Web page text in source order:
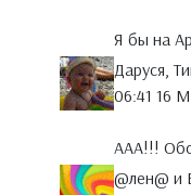
Я бы на
Даруся,
06:41 16
ААА!!!
@лен@ и